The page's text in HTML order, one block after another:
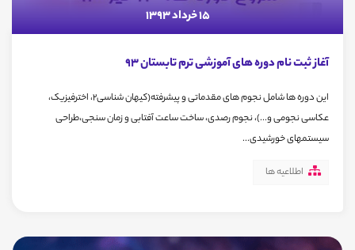
15 خرداد 1393
آغاز ثبت نام دوره های آموزشی ترم تابستان 93
این دوره ها شامل نجوم های مقدماتی و پیشرفته(کیهان شناسی2، اخترفیزیک،
عکاسی نجومی و...)، نجوم رصدی، ساخت ساعت آفتابی و زمان سنجی،طراحی
سیستمهای خورشیدی...
اطلاعیه ها